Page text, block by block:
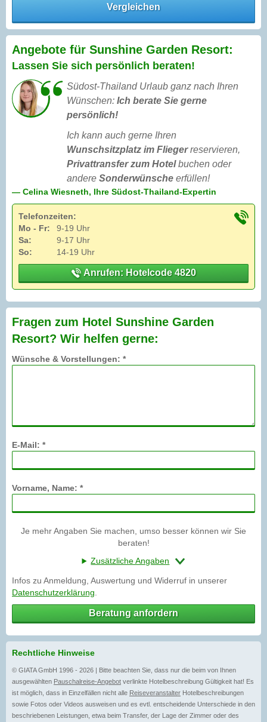
Vergleichen
Angebote für Sunshine Garden Resort:
Lassen Sie sich persönlich beraten!
Südost-Thailand Urlaub ganz nach Ihren
Wünschen: Ich berate Sie gerne
persönlich!
Ich kann auch gerne Ihren
Wunschsitzplatz im Fliegerreservieren,
Privattransfer zum Hotelbuchen oder
andere Sonderwünsche erfüllen!
— Celina Wiesneth, Ihre Südost-Thailand-Expertin
Telefonzeiten:
Mo - Fr:
9-19 Uhr
Sa:
9-17 Uhr
So:
14-19 Uhr
Anrufen: Hotelcode 4820
Fragen zum Hotel Sunshine Garden
Resort? Wir helfen gerne:
Wünsche & Vorstellungen: *
E-Mail: *
Vorname, Name: *
Je mehr Angaben Sie machen, umso besser können wir Sie
beraten!
Zusätzliche Angaben
Infos zu Anmeldung, Auswertung und Widerruf in unserer
Datenschutzerklärung
Beratung anfordern
Rechtliche Hinweise
© GIATA GmbH 1996 - 2026 | Bitte beachten Sie, dass nur die beim von Ihnen
ausgewählten Pauschalreise-Angebot verlinkte Hotelbeschreibung Gültigkeit hat! Es
ist möglich, dass in Einzelfällen nicht alle Reiseveranstalter Hotelbeschreibungen
sowie Fotos oder Videos ausweisen und es evtl. entscheidende Unterschiede in den
beschriebenen Leistungen, etwa beim Transfer, der Lage der Zimmer oder des